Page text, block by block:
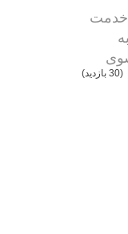
۳ هزار خدمت
(30 بازدید)